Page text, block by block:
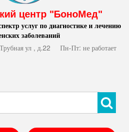
центр "БоноМед"
услуг по диагностике и лечению
заболеваний
ул , д.22
Пн-Пт: не работает